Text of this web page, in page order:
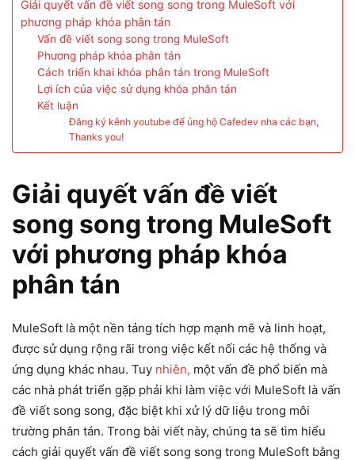
Giải quyết vấn đề viết song song trong MuleSoft với
phương pháp khóa phân tán
Vấn đề viết song song trong MuleSoft
Phương pháp khóa phân tán
Cách triển khai khóa phân tán trong MuleSoft
Lợi ích của việc sử dụng khóa phân tán
Kết luận
Đăng ký kênh youtube để ủng hộ Cafedev nha các bạn,
Thanks you!
Giải quyết vấn đề viết
song song trong MuleSoft
với phương pháp khóa
phân tán
MuleSoft là một nền tảng tích hợp mạnh mẽ và linh hoạt,
được sử dụng rộng rãi trong việc kết nối các hệ thống và
ứng dụng khác nhau. Tuy nhiên, một vấn đề phổ biến mà
các nhà phát triển gặp phải khi làm việc với MuleSoft là vấn
đề viết song song, đặc biệt khi xử lý dữ liệu trong môi
trường phân tán. Trong bài viết này, chúng ta sẽ tìm hiểu
cách giải quyết vấn đề viết song song trong MuleSoft bằng